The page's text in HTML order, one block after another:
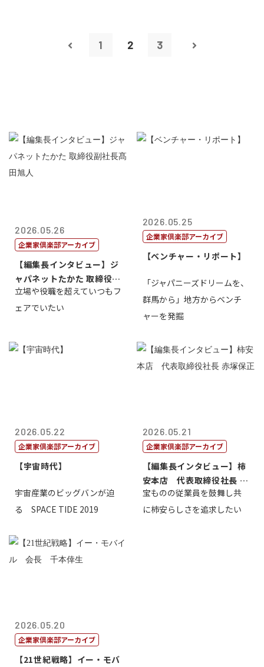
1 2 3
2026.05.26
企業家倶楽部アーカイブ
【編集長インタビュー】ジ
ャパネットたかた 取締役副
社長髙田旭...
立場や役職を超えていつもフ
ェアでいたい
2026.05.25
企業家倶楽部アーカイブ
【ベンチャー・リポート】
「ジャパニーズドリームを、
群馬から」地方からベンチ
ャーを発掘
2026.05.22
企業家倶楽部アーカイブ
【宇宙時代】
宇宙産業のビッグバンが迫
る SPACE TIDE 2019
2026.05.21
企業家倶楽部アーカイブ
【編集長インタビュー】柿
安本店 代表取締役社長 赤
塚保正
宝ものの従業員を鼓舞し共
に柿安らしさを追求したい
2026.05.20
企業家倶楽部アーカイブ
【21世紀戦略】イー・モバ